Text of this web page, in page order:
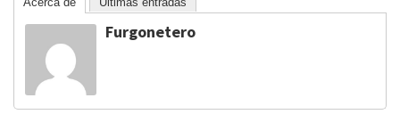
Furgonetero